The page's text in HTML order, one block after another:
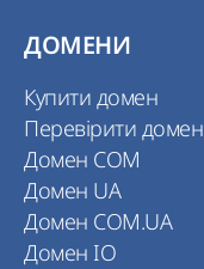
ДОМЕНИ
Купити домен
Перевірити домен
Домен COM
Домен UA
Домен COM.UA
Домен IO